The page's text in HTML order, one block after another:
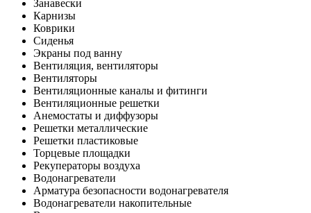
Занавески
Карнизы
Коврики
Сиденья
Экраны под ванну
Вентиляция, вентиляторы
Вентиляторы
Вентиляционные каналы и фитинги
Вентиляционные решетки
Анемостаты и диффузоры
Решетки металлические
Решетки пластиковые
Торцевые площадки
Рекуператоры воздуха
Водонагреватели
Арматура безопасности водонагревателя
Водонагреватели накопительные